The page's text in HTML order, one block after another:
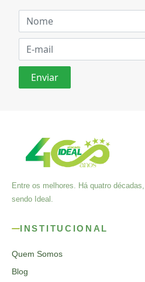
Entre os melhores. Há quatro décadas,
sendo Ideal.
INSTITUCIONAL
Quem Somos
Blog